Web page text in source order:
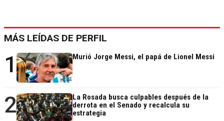
MÁS LEÍDAS DE PERFIL
1 Murió Jorge Messi, el papá de Lionel Messi
2
La Rosada busca culpables después de la
derrota en el Senado y recalcula su
estrategia